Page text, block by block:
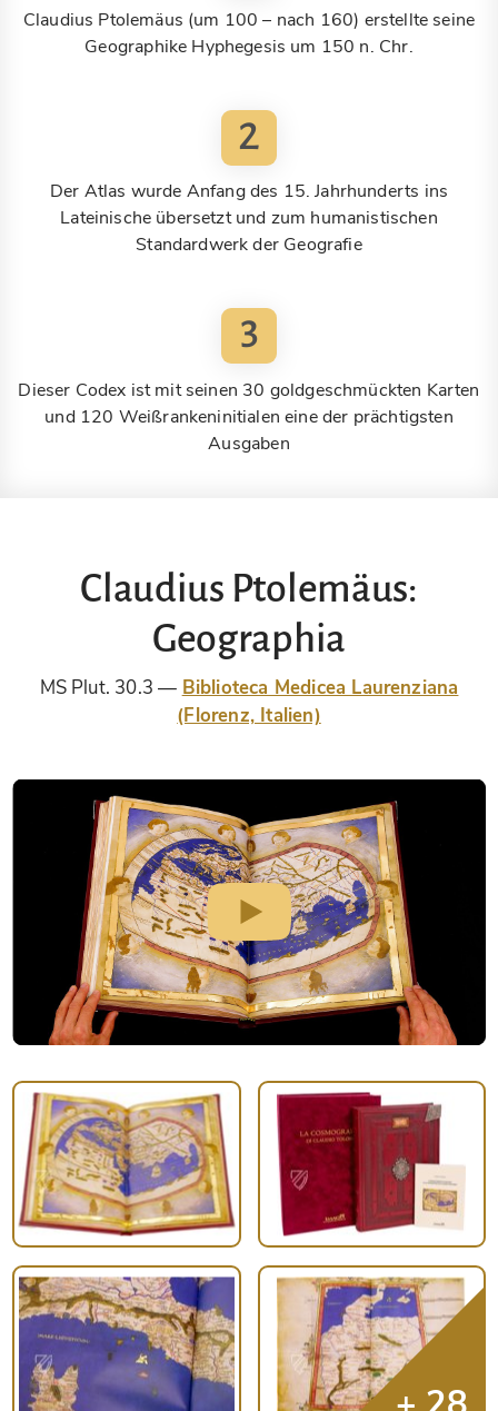
Claudius Ptolemäus (um 100 – nach 160) erstellte seine
Geographike Hyphegesis um 150 n. Chr.
2
Der Atlas wurde Anfang des 15. Jahrhunderts ins
Lateinische übersetzt und zum humanistischen
Standardwerk der Geografie
3
Dieser Codex ist mit seinen 30 goldgeschmückten Karten
und 120 Weißrankeninitialen eine der prächtigsten
Ausgaben
Claudius Ptolemäus:
Geographia
MS Plut. 30.3
Biblioteca Medicea Laurenziana
(Florenz, Italien)